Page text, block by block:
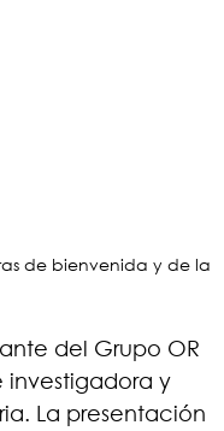
de bienvenida y de la
del Grupo OR
investigadora y
La presentación